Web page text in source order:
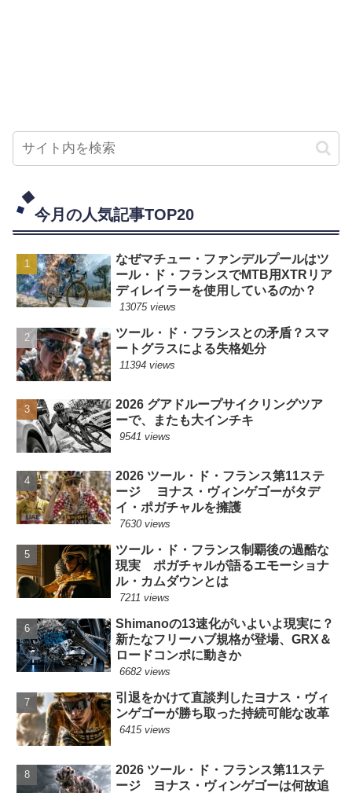
今月の人気記事TOP20
なぜマチュー・ファンデルプールはツ
ール・ド・フランスでMTB用XTRリア
ディレイラーを使用しているのか？
13075 views
ツール・ド・フランスとの矛盾？スマ
ートグラスによる失格処分
11394 views
2026 グアドループサイクリングツア
ーで、またも大インチキ
9541 views
2026 ツール・ド・フランス第11ステ
ージ ヨナス・ヴィンゲゴーがタデ
イ・ポガチャルを擁護
7630 views
ツール・ド・フランス制覇後の過酷な
現実 ポガチャルが語るエモーショナ
ル・カムダウンとは
7211 views
Shimanoの13速化がいよいよ現実に？
新たなフリーハブ規格が登場、GRX＆
ロードコンポに動きか
6682 views
引退をかけて直談判したヨナス・ヴィ
ンゲゴーが勝ち取った持続可能な改革
6415 views
2026 ツール・ド・フランス第11ステ
ージ ヨナス・ヴィンゲゴーは何故追